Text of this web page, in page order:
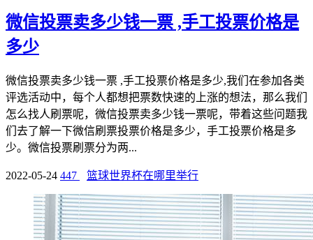
微信投票卖多少钱一票 ,手工投票价格是
多少
微信投票卖多少钱一票 ,手工投票价格是多少,我们在参加各类
评选活动中，每个人都想把票数快速的上涨的想法，那么我们
怎么找人刷票呢，微信投票卖多少钱一票呢，带着这些问题我
们去了解一下微信刷票投票价格是多少，手工投票价格是多
少。微信投票刷票分为两...
2022-05-24 447 篮球世界杯在哪里举行